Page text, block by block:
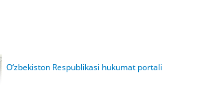
O‘zbekiston Respublikasi hukumat portali